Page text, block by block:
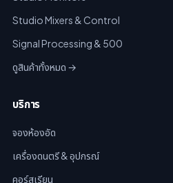
Studio Mixers & Control
Signal Processing & 500
ดูสินค้าทั้งหมด →
บริการ
จองห้องอัด
เครื่องดนตรี & อุปกรณ์
คอร์สเรียน